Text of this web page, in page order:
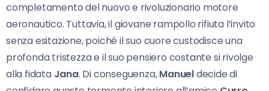
completamento del nuovo e rivoluzionario motore
aeronautico. Tuttavia, il giovane rampollo rifiuta l’invito
senza esitazione, poiché il suo cuore custodisce una
profonda tristezza e il suo pensiero costante si rivolge
alla fidata Jana. Di conseguenza,Manueldecide di